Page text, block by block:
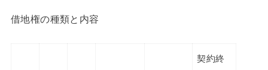
借地権の種類と内容
契約終